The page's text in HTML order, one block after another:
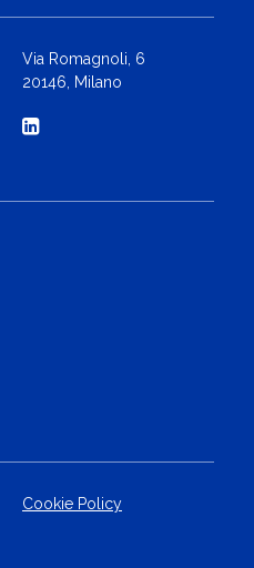
Via Romagnoli, 6
20146, Milano
Cookie Policy